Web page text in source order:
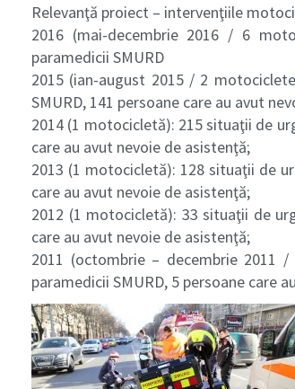
Relevanţă proiect – intervenţiile
2016 (mai-decembrie 2016 / 6
paramedicii SMURD
2015 (ian-august 2015 / 2
SMURD, 141 persoane care au avut
2014 (1 motocicletă): 215 situaţii de
care au avut nevoie de asistenţă;
2013 (1 motocicletă): 128 situaţii de
care au avut nevoie de asistenţă;
2012 (1 motocicletă): 33 situaţii de
care au avut nevoie de asistenţă;
2011 (octombrie – decembrie
paramedicii SMURD, 5 persoane care